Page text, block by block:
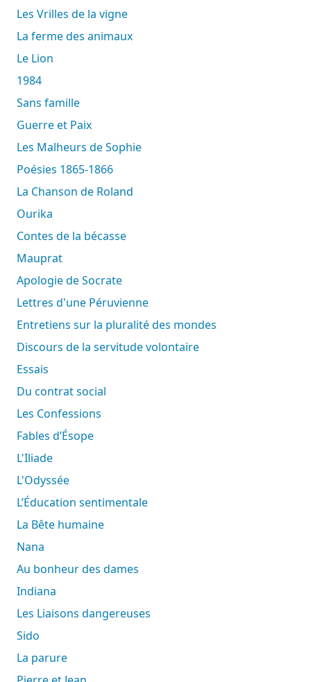
Les Vrilles de la vigne
La ferme des animaux
Le Lion
1984
Sans famille
Guerre et Paix
Les Malheurs de Sophie
Poésies 1865-1866
La Chanson de Roland
Ourika
Contes de la bécasse
Mauprat
Apologie de Socrate
Lettres d'une Péruvienne
Entretiens sur la pluralité des mondes
Discours de la servitude volontaire
Essais
Du contrat social
Les Confessions
Fables d’Ésope
L'Iliade
L'Odyssée
L’Éducation sentimentale
La Bête humaine
Nana
Au bonheur des dames
Indiana
Les Liaisons dangereuses
Sido
La parure